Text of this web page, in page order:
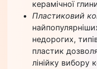
керамічної
Пластиковий
недорогих,
пластик
лінійку вибору